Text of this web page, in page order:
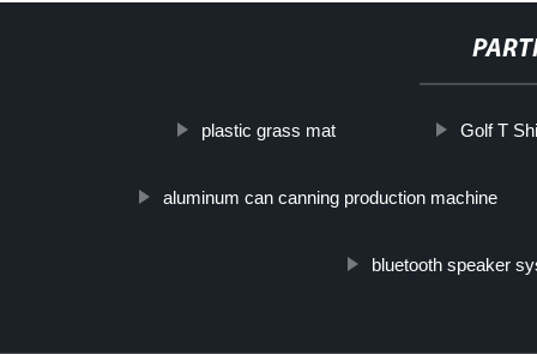
plastic grass mat Golf T
aluminum can canning production machine
bluetooth speaker